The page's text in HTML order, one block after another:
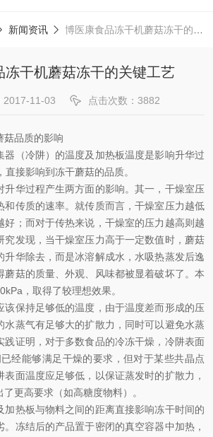
新闻资讯 博医康食品冻干机蘑菇冻干的关键工艺
冻干机蘑菇冻干的关键工艺
2017-11-03 点击次数：3882
菇品质的影响
器（冷阱）的温度及加热板温度是影响升华过
接影响到冻干蘑菇的品质。
升华过程产生两方面的影响。其一，干燥室压
和传质的速率。就传质而言，干燥室压力越低
好；而对于传热来说，干燥室的压力越高则越
究发现，当干燥室压力高于一定数值时，蘑菇
升华除去，而是冰溶解成水，水吸热蒸发后逸
蘑菇的质量、外观、风味都被显着破坏了。本
，取得了较理想效果。
该保持足够低的温度，由于温度差而形成的压
水蒸气有足够大的扩散力，同时可以避免水蒸
践证明，对于多数食品的冷冻干燥，冷阱表面
经能够满足干燥的要求，但对于某些共晶点
面温度应足够低，以保证蒸发时的扩散力，
更高要求（如高糖度物料）。
加热板与物料之间的距离直接影响冻干时间的
冻结后的产品置于密闭的真空容器中加热，